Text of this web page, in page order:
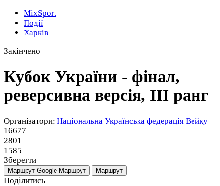
MixSport
Події
Харків
Закінчено
Кубок України - фінал,
реверсивна версія, ІІІ ранг
Організатори: Національна Українська федерація Вейку
16677
2801
1585
Зберегти
Маршрут Google Маршрут Маршрут
Поділитись